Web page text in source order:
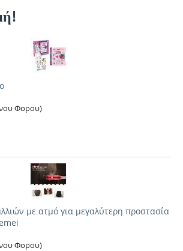
Φορου)
με ατμό για μεγαλύτερη προστασία
Φορου)